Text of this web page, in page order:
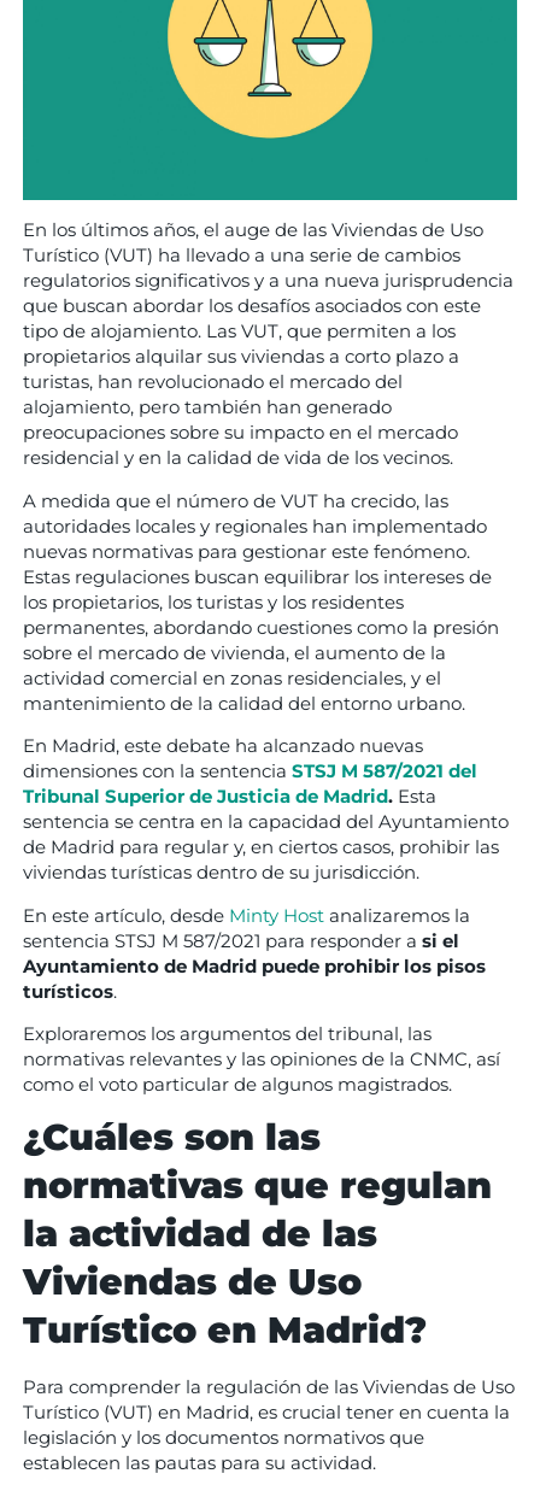
En los últimos años, el auge de las Viviendas de Uso
Turístico (VUT) ha llevado a una serie de cambios
regulatorios significativos y a una nueva jurisprudencia
que buscan abordar los desafíos asociados con este
tipo de alojamiento. Las VUT, que permiten a los
propietarios alquilar sus viviendas a corto plazo a
turistas, han revolucionado el mercado del
alojamiento, pero también han generado
preocupaciones sobre su impacto en el mercado
residencial y en la calidad de vida de los vecinos.
A medida que el número de VUT ha crecido, las
autoridades locales y regionales han implementado
nuevas normativas para gestionar este fenómeno.
Estas regulaciones buscan equilibrar los intereses de
los propietarios, los turistas y los residentes
permanentes, abordando cuestiones como la presión
sobre el mercado de vivienda, el aumento de la
actividad comercial en zonas residenciales, y el
mantenimiento de la calidad del entorno urbano.
En Madrid, este debate ha alcanzado nuevas
dimensiones con la sentencia STSJ M 587/2021 del
Tribunal Superior de Justicia de Madrid.Esta
sentencia se centra en la capacidad del Ayuntamiento
de Madrid para regular y, en ciertos casos, prohibir las
viviendas turísticas dentro de su jurisdicción.
En este artículo, desdeMinty Hostanalizaremos la
sentencia STSJ M 587/2021 para responder a si el
Ayuntamiento de Madrid puede prohibir los pisos
turísticos.
Exploraremos los argumentos del tribunal, las
normativas relevantes y las opiniones de la CNMC, así
como el voto particular de algunos magistrados.
¿Cuáles son las
normativas que regulan
la actividad de las
Viviendas de Uso
Turístico en Madrid?
Para comprender la regulación de las Viviendas de Uso
Turístico (VUT) en Madrid, es crucial tener en cuenta la
legislación y los documentos normativos que
establecen las pautas para su actividad.